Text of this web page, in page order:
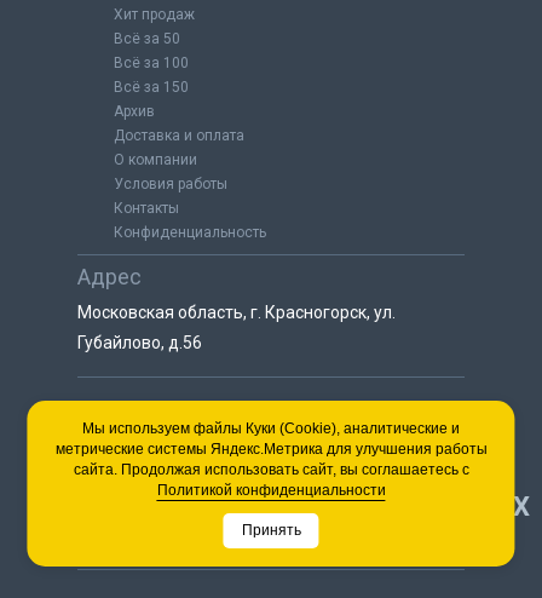
Хит продаж
Всё за 50
Всё за 100
Всё за 150
Архив
Доставка и оплата
О компании
Условия работы
Контакты
Конфиденциальность
Адрес
Московская область, г. Красногорск, ул.
Губайлово, д.56
8 (925) 064-55-25
пн-сб с 9:00 до 18:00
8 (495) 563-03-35
пн-сб с 9:00 до 18:00 НАВЕРХ
Мы используем файлы Куки (Cookie), аналитические и
метрические системы Яндекс.Метрика для улучшения работы
сайта. Продолжая использовать сайт, вы соглашаетесь с
Политикой конфиденциальности
Принять